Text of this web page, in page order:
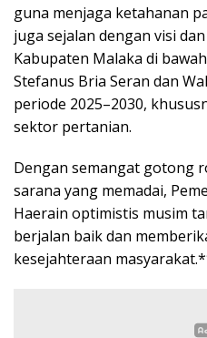
guna menjaga ketahanan
juga sejalan dengan visi
Kabupaten Malaka di
Stefanus Bria Seran dan
periode 2025–2030,
sektor pertanian.
Dengan semangat gotong
sarana yang memadai,
Haerain optimistis musim
berjalan baik dan
kesejahteraan